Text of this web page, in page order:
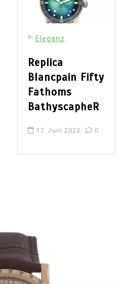
In Eleganz
Replica
Blancpain Fifty
Fathoms
BathyscapheR
17. Juni 2023 0